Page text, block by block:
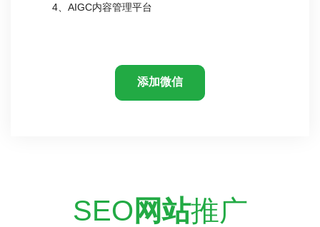
4、AIGC内容管理平台
添加微信
SEO 网站推广